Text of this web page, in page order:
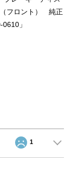
フロント） 純正
」
1